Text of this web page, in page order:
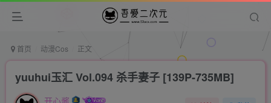
首页 动漫Cos 正文
yuuhui玉汇 Vol.094 杀手妻子 [139P-735MB]
开心酱